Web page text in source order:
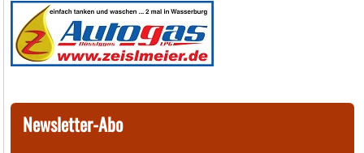
Newsletter-Abo